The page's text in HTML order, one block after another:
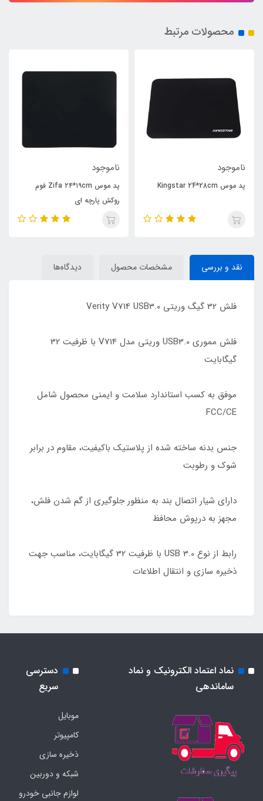
محصولات مرتبط
ناموجود
پد موس Kingstar 24*28cm
ناموجود
پد موس Zifa ۲۴*۱۹cm فوم
روکش پارچه ای
نقد و بررسی مشخصات محصول دیدگاه‌ها
فلش 32 گیگ وریتی Verity V714 USB3.0
فلش مموری USB3.0 وریتی مدل V714 با ظرفیت 32
گیگابایت
موفق به کسب استاندارد سلامت و ایمنی محصول شامل
FCC/CE
جنس بدنه ساخته شده از پلاستیک با‌کیفیت، مقاوم در برابر
شوک و رطوبت
دارای شیار اتصال بند به منظور جلوگیری از گم شدن فلش،
مجهز به درپوش محافظ
رابط از نوع USB 3.0 با ظرفیت 32 گیگابایت، مناسب جهت
ذخیره سازی و انتقال اطلاعات
نماد اعتماد الکترونیک و نماد
ساماندهی
دسترسی
سریع
موبایل
کامپیوتر
ذخیره سازی
شبکه و دوربین
لوازم جانبی خودرو